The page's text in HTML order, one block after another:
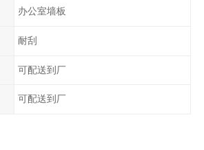
办公室墙板
耐刮
可配送到厂
可配送到厂